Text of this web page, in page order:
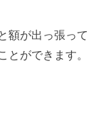
額が出っ張って
とができます。